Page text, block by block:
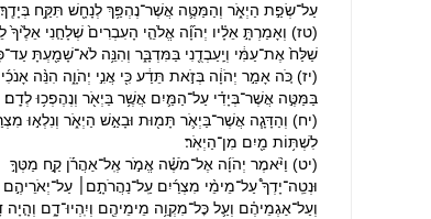
עַל־שְׂפַ֣ת הַיְאֹ֑ר וְהַמַּטֶּ֛ה אֲשֶׁר־נֶהְפַּ֥ךְ לְנָחָ֖שׁ תִּקַּ֥ח בְּיָדֶֽךָ׃
(טז) וְאָמַרְתָּ֣ אֵלָ֗יו יְהֹוָ֞ה אֱלֹהֵ֤י הָעִבְרִים֙ שְׁלָחַ֤נִי אֵלֶ֙יךָ֙
שַׁלַּח֙ אֶת־עַמִּ֔י וְיַֽעַבְדֻ֖נִי בַּמִּדְבָּ֑ר וְהִנֵּ֥ה לֹא־שָׁמַ֖עְתָּ
(יז) כֹּ֚ה אָמַ֣ר יְהֹוָ֔ה בְּזֹ֣את תֵּדַ֔ע כִּ֖י אֲנִ֣י יְהֹוָ֑ה הִנֵּ֨ה
בַּמַּטֶּ֣ה אֲשֶׁר־בְּיָדִ֗י עַל־הַמַּ֛יִם אֲשֶׁ֥ר בַּיְאֹ֖ר וְנֶהֶפְכ֥וּ לְדָֽם׃
(יח) וְהַדָּגָ֧ה אֲשֶׁר־בַּיְאֹ֛ר תָּמ֖וּת וּבָאַ֣שׁ הַיְאֹ֑ר וְנִלְא֣וּ
לִשְׁתּ֥וֹת מַ֖יִם מִן־הַיְאֹֽר׃
(יט) וַיֹּ֨אמֶר יְהֹוָ֜ה אֶל־מֹשֶׁ֗ה אֱמֹ֣ר אֶֽל־אַהֲרֹ֡ן קַ֣ח מַטְּךָ֣
וּנְטֵֽה־יָדְךָ֩ עַל־מֵימֵ֨י מִצְרַ֜יִם עַֽל־נַהֲרֹתָ֣ם׀ עַל־יְאֹרֵיהֶ֣ם
וְעַל־אַגְמֵיהֶ֗ם וְעַ֛ל כׇּל־מִקְוֵ֥ה מֵימֵיהֶ֖ם וְיִֽהְיוּ־דָ֑ם